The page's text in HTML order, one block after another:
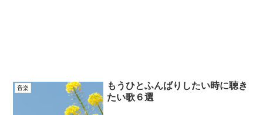
音楽
もうひとふんばりしたい時に聴き
たい歌６選